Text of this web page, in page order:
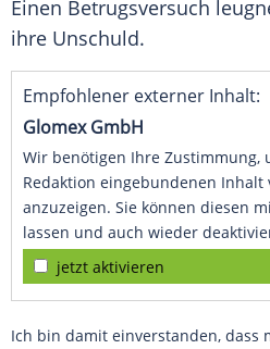
Einen Betrugsversuch
ihre Unschuld.
Empfohlener externer Inhalt:
Glomex GmbH
Wir benötigen Ihre Zustimmung,
Redaktion eingebundenen Inhalt
anzuzeigen. Sie können diesen
lassen und auch wieder
jetzt aktivieren
Ich bin damit einverstanden, dass